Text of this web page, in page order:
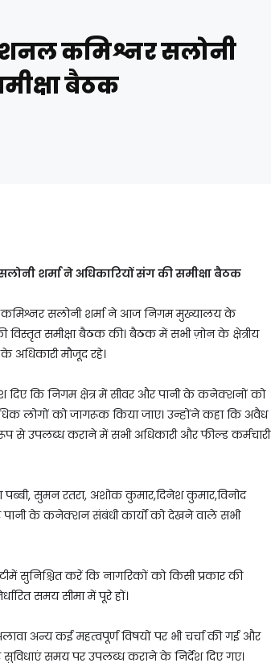
कमिश्नर सलोनी
बैठक
शर्मा ने अधिकारियों संग की समीक्षा बैठक
कमिश्नर सलोनी शर्मा ने आज निगम मुख्यालय के
विस्तृत समीक्षा बैठक की। बैठक में सभी ज़ोन के क्षेत्रीय
अधिकारी मौजूद रहे।
कि निगम क्षेत्र में सीवर और पानी के कनेक्शनों को
लोगों को जागरूक किया जाए। उन्होंने कहा कि अवैध
उपलब्ध कराने में सभी अधिकारी और फील्ड कर्मचारी
पब्बी, सुमन रतरा, अशोक कुमार,दिनेश कुमार,विनोद
के कनेक्शन संबंधी कार्यों को देखने वाले सभी
सुनिश्चित करें कि नागरिकों को किसी प्रकार की
समय सीमा में पूरे हों।
अन्य कई महत्वपूर्ण विषयों पर भी चर्चा की गई और
समय पर उपलब्ध कराने के निर्देश दिए गए।